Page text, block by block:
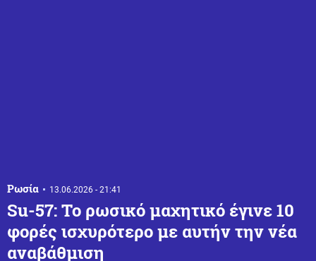
Ρωσία 13.06.2026 - 21:41
Su-57: Το ρωσικό μαχητικό έγινε 10
φορές ισχυρότερο με αυτήν την νέα
αναβάθμιση